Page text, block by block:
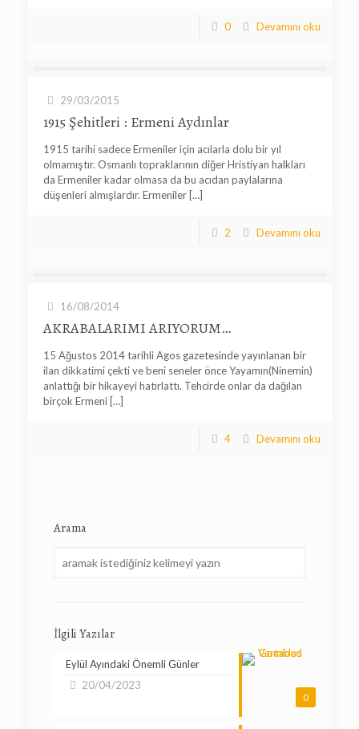
0 Devamını oku
29/03/2015
1915 Şehitleri : Ermeni Aydınlar
1915 tarihi sadece Ermeniler için acılarla dolu bir yıl
olmamıştır. Osmanlı topraklarının diğer Hristiyan halkları
da Ermeniler kadar olmasa da bu acıdan paylalarına
düşenleri almışlardır. Ermeniler[…]
2 Devamını oku
16/08/2014
AKRABALARIMI ARIYORUM…
15 Ağustos 2014 tarihli Agos gazetesinde yayınlanan bir
ilan dikkatimi çekti ve beni seneler önce Yayamın(Ninemin)
anlattığı bir hikayeyi hatırlattı. Tehcirde onlar da dağılan
birçok Ermeni[…]
4 Devamını oku
Arama
İlgili Yazılar
0
Eylül Ayındaki Önemli Günler
20/04/2023